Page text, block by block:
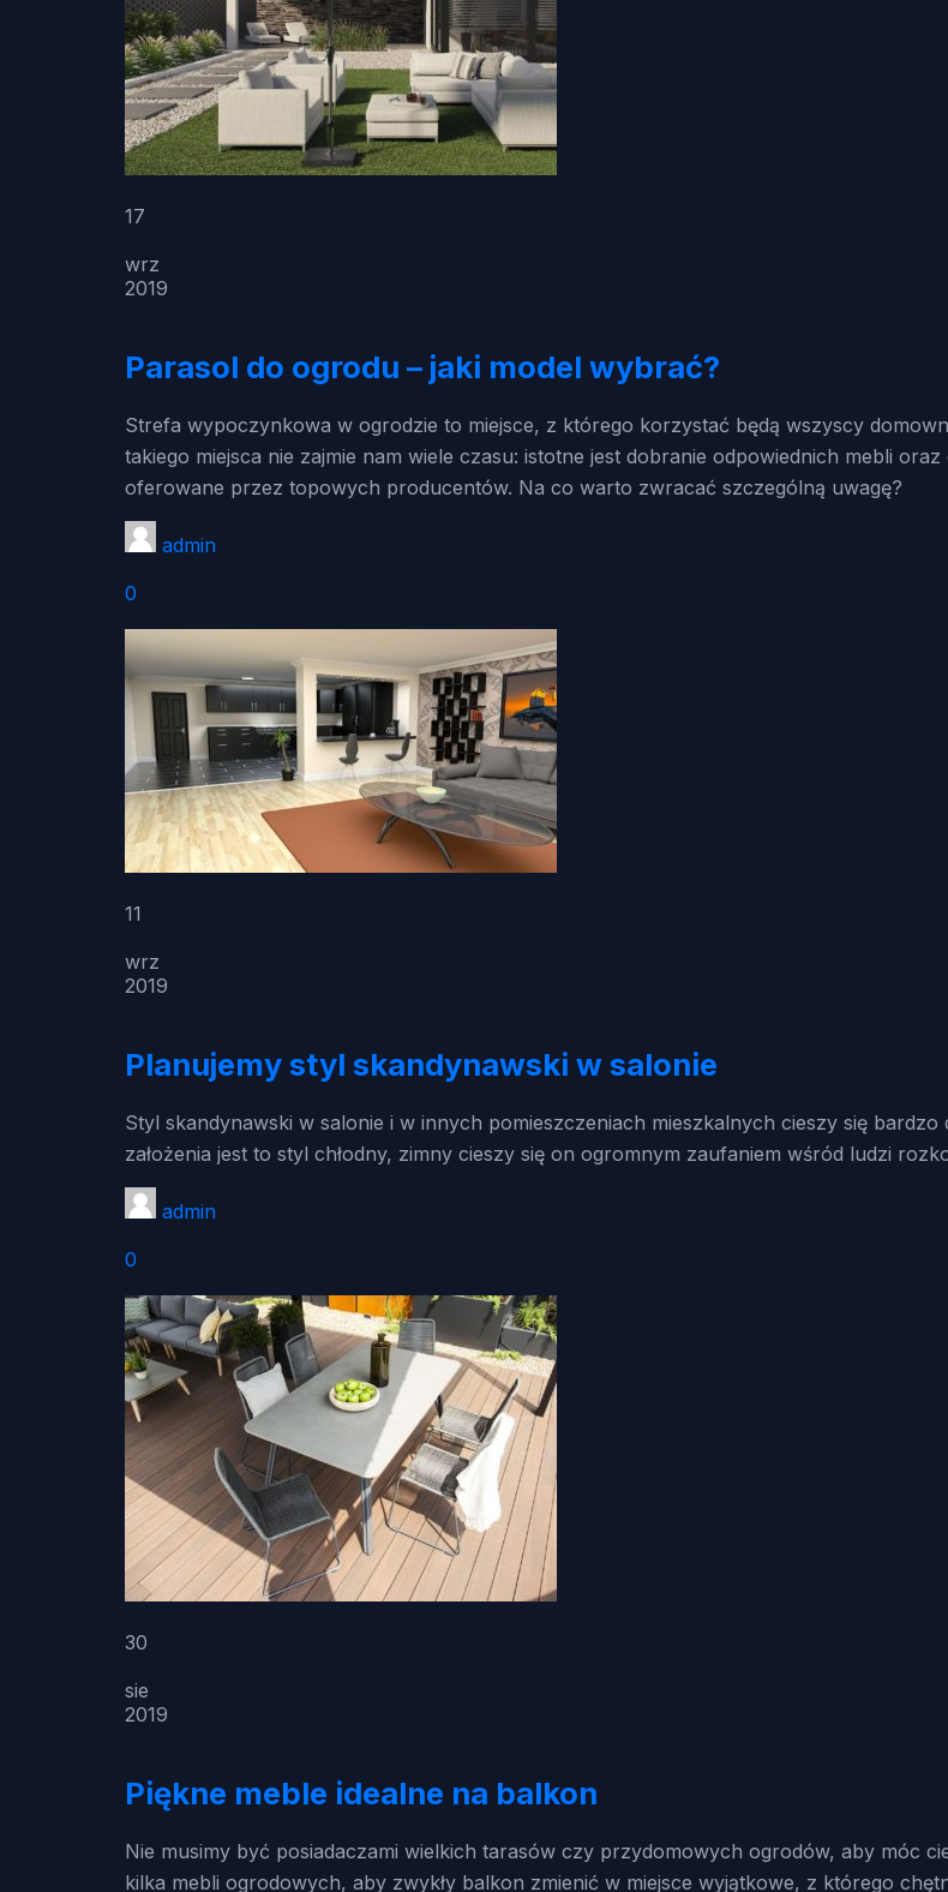
17
wrz
2019
Parasol do ogrodu – jaki model wybrać?
Strefa wypoczynkowa w ogrodzie to miejsce, z którego korzystać będą wszyscy
takiego miejsca nie zajmie nam wiele czasu: istotne jest dobranie odpowiednich mebli
oferowane przez topowych producentów. Na co warto zwracać szczególną uwagę?
admin
0
11
wrz
2019
Planujemy styl skandynawski w salonie
Styl skandynawski w salonie i w innych pomieszczeniach mieszkalnych cieszy się
założenia jest to styl chłodny, zimny cieszy się on ogromnym zaufaniem wśród ludzi
admin
0
30
sie
2019
Piękne meble idealne na balkon
Nie musimy być posiadaczami wielkich tarasów czy przydomowych ogrodów, aby móc
kilka mebli ogrodowych, aby zwykły balkon zmienić w miejsce wyjątkowe, z którego